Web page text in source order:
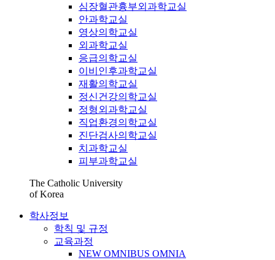
심장혈관흉부외과학교실
안과학교실
영상의학교실
외과학교실
응급의학교실
이비인후과학교실
재활의학교실
정신건강의학교실
정형외과학교실
직업환경의학교실
진단검사의학교실
치과학교실
피부과학교실
The Catholic University
of Korea
학사정보
학칙 및 규정
교육과정
NEW OMNIBUS OMNIA